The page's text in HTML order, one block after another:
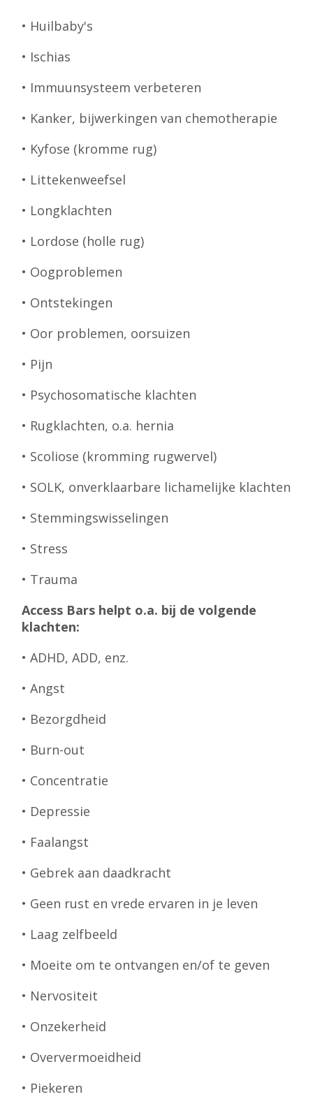
• Huilbaby's
• Ischias
• Immuunsysteem verbeteren
• Kanker, bijwerkingen van chemotherapie
• Kyfose (kromme rug)
• Littekenweefsel
• Longklachten
• Lordose (holle rug)
• Oogproblemen
• Ontstekingen
• Oor problemen, oorsuizen
• Pijn
• Psychosomatische klachten
• Rugklachten, o.a. hernia
• Scoliose (kromming rugwervel)
• SOLK, onverklaarbare lichamelijke klachten
• Stemmingswisselingen
• Stress
• Trauma
Access Bars helpt o.a. bij de volgende
klachten:
• ADHD, ADD, enz.
• Angst
• Bezorgdheid
• Burn-out
• Concentratie
• Depressie
• Faalangst
• Gebrek aan daadkracht
• Geen rust en vrede ervaren in je leven
• Laag zelfbeeld
• Moeite om te ontvangen en/of te geven
• Nervositeit
• Onzekerheid
• Oververmoeidheid
• Piekeren